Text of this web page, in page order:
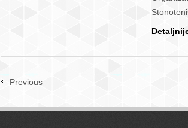
Previous